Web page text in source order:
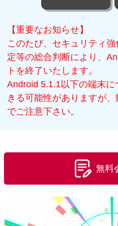
【重要なお知らせ】
このたび、セキュリティ
定等の総合判断により、
トを終了いたします。
Android 5.1.1以下の端末
きる可能性がありますが
でご注意下さい。
無料